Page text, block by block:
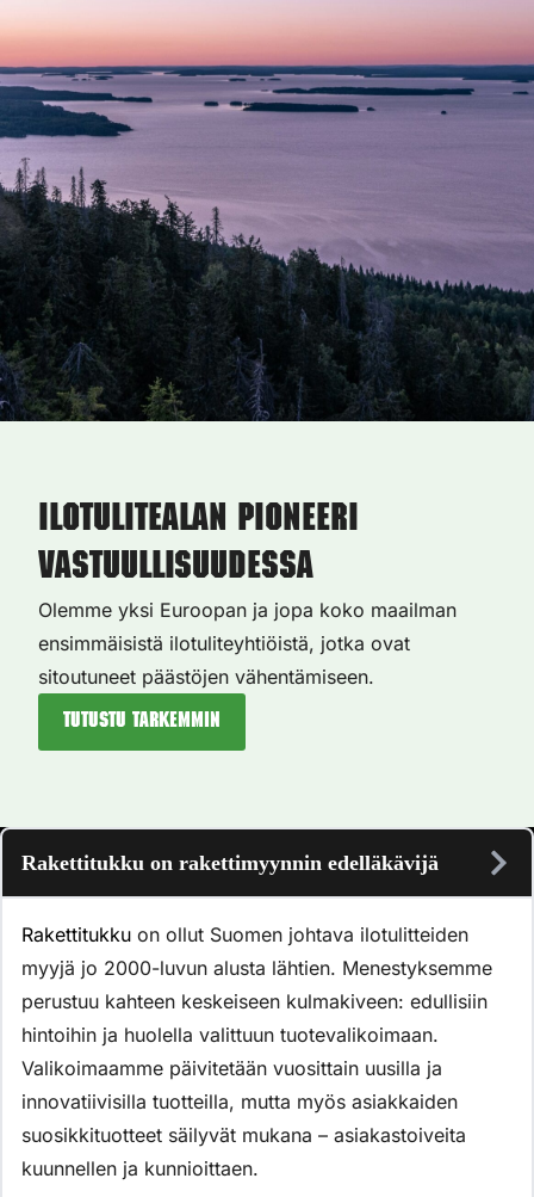
Ilotulitealan pioneeri
vastuullisuudessa
Olemme yksi Euroopan ja jopa koko maailman
ensimmäisistä ilotuliteyhtiöistä, jotka ovat
sitoutuneet päästöjen vähentämiseen.
Tutustu tarkemmin
Rakettitukku on rakettimyynnin edelläkävijä
Rakettitukku on ollut Suomen johtava ilotulitteiden
myyjä jo 2000-luvun alusta lähtien. Menestyksemme
perustuu kahteen keskeiseen kulmakiveen: edullisiin
hintoihin ja huolella valittuun tuotevalikoimaan.
Valikoimaamme päivitetään vuosittain uusilla ja
innovatiivisilla tuotteilla, mutta myös asiakkaiden
suosikkituotteet säilyvät mukana – asiakastoiveita
kuunnellen ja kunnioittaen.